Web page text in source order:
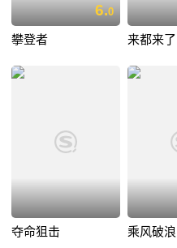
6.0
攀登者 来都来了
夺命狙击 乘风破浪